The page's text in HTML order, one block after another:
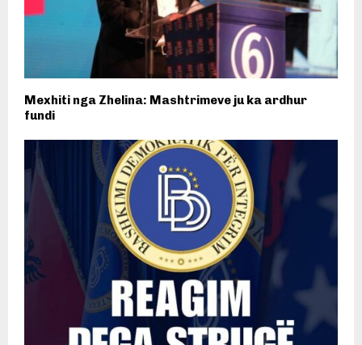
Mexhiti nga Zhelina: Mashtrimeve ju ka ardhur
fundi